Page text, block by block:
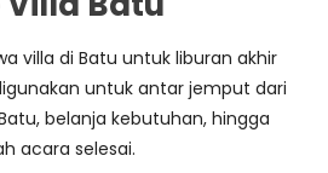
villa di Batu untuk liburan akhir
untuk antar jemput dari
belanja kebutuhan, hingga
acara selesai.